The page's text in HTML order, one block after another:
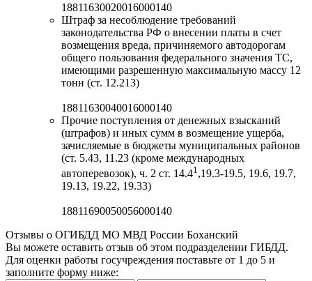
18811630020016000140
Штраф за несоблюдение требований
законодательства РФ о внесении платы в счет
возмещения вреда, причиняемого автодорогам
общего пользования федерального значения ТС,
имеющими разрешенную максимальную массу 12
тонн (ст. 12.213)
18811630040016000140
Прочие поступления от денежных взысканий
(штрафов) и иных сумм в возмещение ущерба,
зачисляемые в бюджеты муниципальных районов
(ст. 5.43, 11.23 (кроме международных
автоперевозок), ч. 2 ст. 14.41 ,19.3-19.5, 19.6, 19.7,
19.13, 19.22, 19.33)
18811690050056000140
Отзывы о ОГИБДД МО МВД России Боханский
Вы можете оставить отзыв об этом подразделении ГИБДД.
Для оценки работы госучреждения поставьте от 1 до 5 и
заполните форму ниже: